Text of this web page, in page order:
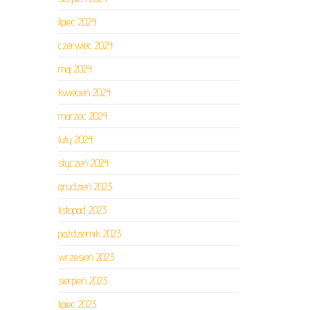
lipiec 2024
czerwiec 2024
maj 2024
kwiecień 2024
marzec 2024
luty 2024
styczeń 2024
grudzień 2023
listopad 2023
październik 2023
wrzesień 2023
sierpień 2023
lipiec 2023